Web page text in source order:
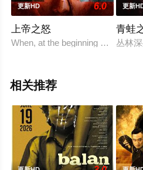
更新HD 6.0
上帝之怒
When, at the beginning of Deus
更新
青蛙
丛林
相关推荐